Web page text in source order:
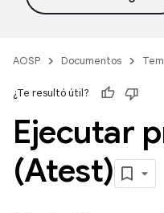
AOSP Documentos
¿Te resultó útil?
Ejecutar
(Atest)